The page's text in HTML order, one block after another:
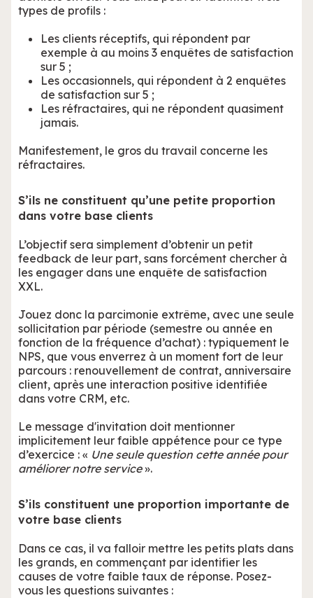
types de profils :
Les clients réceptifs, qui répondent par
exemple à au moins 3 enquêtes de satisfaction
sur 5 ;
Les occasionnels, qui répondent à 2 enquêtes
de satisfaction sur 5 ;
Les réfractaires, qui ne répondent quasiment
jamais.
Manifestement, le gros du travail concerne les
réfractaires.
S’ils ne constituent qu’une petite proportion
dans votre base clients
L’objectif sera simplement d’obtenir un petit
feedback de leur part, sans forcément chercher à
les engager dans une enquête de satisfaction
XXL.
Jouez donc la parcimonie extrême, avec une seule
sollicitation par période (semestre ou année en
fonction de la fréquence d’achat) : typiquement le
NPS, que vous enverrez à un moment fort de leur
parcours : renouvellement de contrat, anniversaire
client, après une interaction positive identifiée
dans votre CRM, etc.
Le message d'invitation doit mentionner
implicitement leur faible appétence pour ce type
d’exercice : « Une seule question cette année pour
améliorer notre service».
S’ils constituent une proportion importante de
votre base clients
Dans ce cas, il va falloir mettre les petits plats dans
les grands, en commençant par identifier les
causes de votre faible taux de réponse. Posez-
vous les questions suivantes :